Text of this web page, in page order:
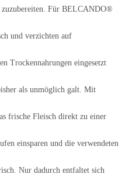
zuzubereiten. Für BELCANDO®
und verzichten auf
Trockennahrungen eingesetzt
als unmöglich galt. Mit
frische Fleisch direkt zu einer
einsparen und die verwendeten
Nur dadurch entfaltet sich